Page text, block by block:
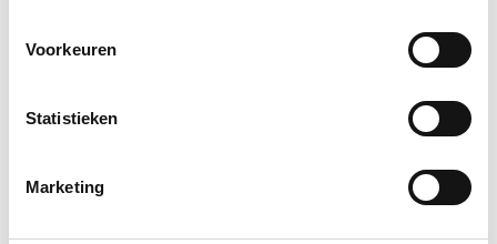
Voorkeuren
Statistieken
Marketing